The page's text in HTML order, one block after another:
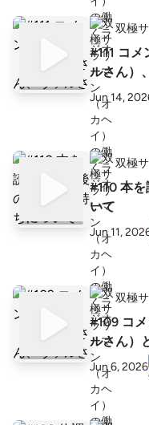
双極
#111 コ
ルさん）
Jun 14,
双極
#110 本
いて
Jun 11,
双極
#109 コ
ルさん）
Jun 6, 2026